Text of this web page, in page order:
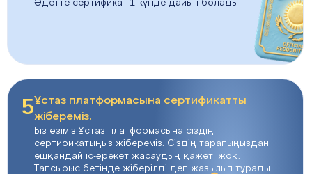
Әдетте сертификат 1 күнде дайын болады
5Ұстаз платформасына сертификатты
жібереміз.
Біз өзіміз Ұстаз платформасына сіздің
сертификатыңыз жібереміз. Сіздің тарапыңыздан
ешқандай іс-әрекет жасаудың қажеті жоқ.
Тапсырыс бетінде жіберілді деп жазылып тұрады